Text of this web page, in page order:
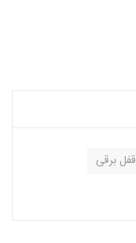
قفل برقی